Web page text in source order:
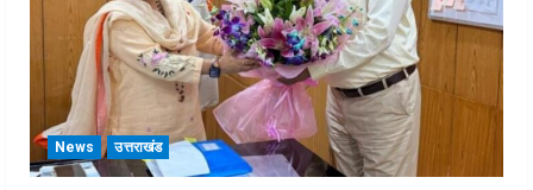
News उत्तराखंड